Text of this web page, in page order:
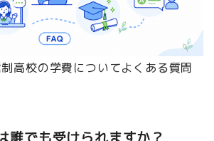
高校の学費についてよくある質問
誰でも受けられますか？